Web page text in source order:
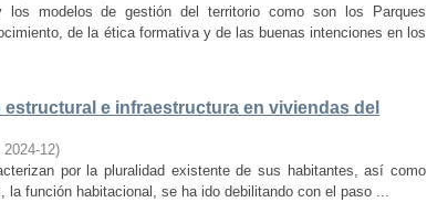
los modelos de gestión del territorio como son los Parques
de la ética formativa y de las buenas intenciones en los
e infraestructura en viviendas del
2024-12)
por la pluralidad existente de sus habitantes, así como
la función habitacional, se ha ido debilitando con el paso ...